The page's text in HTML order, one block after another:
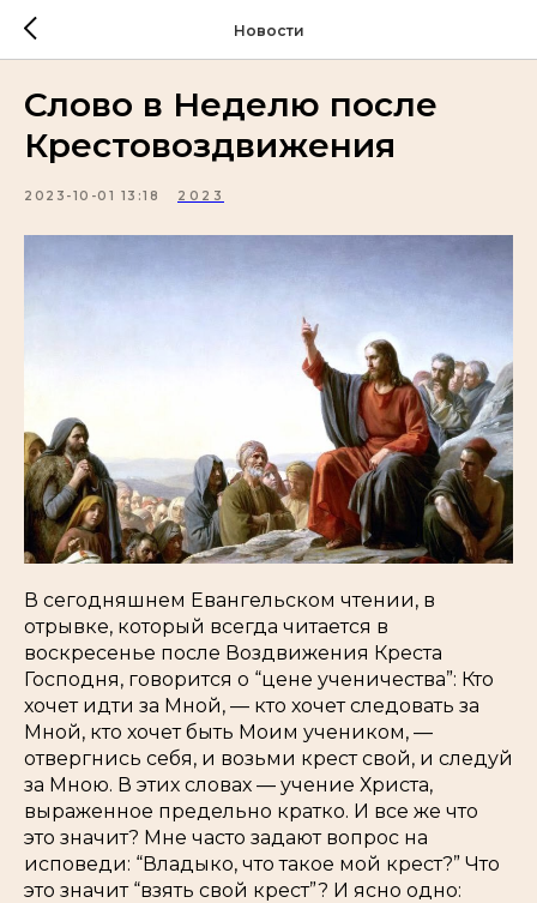
Новости
Слово в Неделю после
Крестовоздвижения
2023-10-01 13:18 2023
В сегодняшнем Евангельском чтении, в
отрывке, который всегда читается в
воскресенье после Воздвижения Креста
Господня, говорится о “цене ученичества”: Кто
хочет идти за Мной, — кто хочет следовать за
Мной, кто хочет быть Моим учеником, —
отвергнись себя, и возьми крест свой, и следуй
за Мною. В этих словах — учение Христа,
выраженное предельно кратко. И все же что
это значит? Мне часто задают вопрос на
исповеди: “Владыко, что такое мой крест?” Что
это значит “взять свой крест”? И ясно одно: